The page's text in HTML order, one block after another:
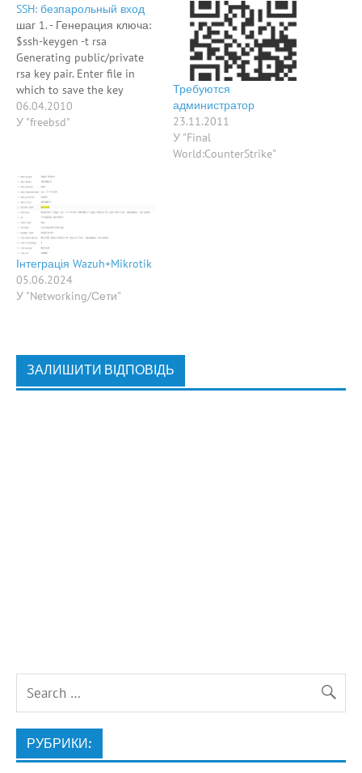
SSH: безпарольный вход
шаг 1. - Генерация ключа:
$ssh-keygen -t rsa
Generating public/private
rsa key pair. Enter file in
which to save the key
(/home/joker/.ssh/id_rsa):
Enter passphrase (empty for
saved in
/home/joker/.ssh/id_rsa.
Your public key has been
saved in
/home/joker/.ssh/id_rsa.pub.
The key fingerprint…
06.04.2010
У "freebsd"
Требуются
администратор
23.11.2011
У "Final
World:CounterStrike"
Інтеграція Wazuh+Mikrotik
05.06.2024
У "Networking/Сети"
ЗАЛИШИТИ ВІДПОВІДЬ
РУБРИКИ: